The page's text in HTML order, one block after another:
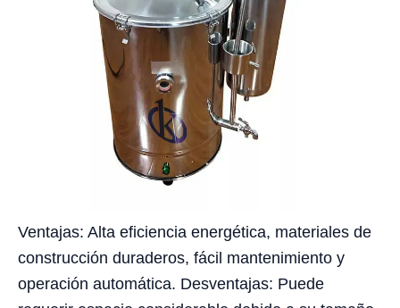
Ventajas: Alta eficiencia energética, materiales de
construcción duraderos, fácil mantenimiento y
operación automática. Desventajas: Puede